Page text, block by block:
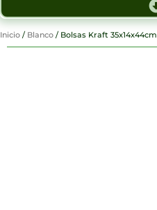
Inicio / Blanco / Bolsas Kraft 35x14x44cm